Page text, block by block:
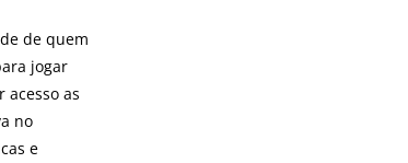
de quem
jogar
as
no
e